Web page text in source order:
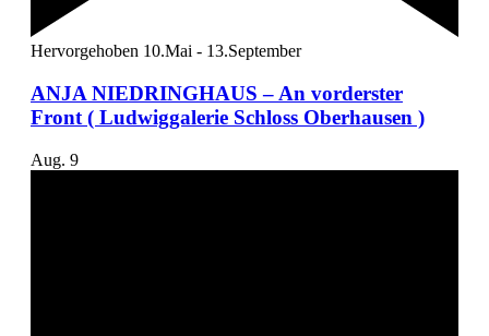
Hervorgehoben 10.Mai - 13.September
ANJA NIEDRINGHAUS – An vorderster
Front ( Ludwiggalerie Schloss Oberhausen )
Aug. 9